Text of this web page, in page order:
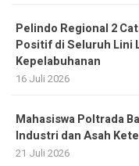
Pelindo Regional 2
Positif di Seluruh Lini
Kepelabuhanan
16 Juli 2026
Mahasiswa Poltrada
Industri dan Asah
21 Juli 2026